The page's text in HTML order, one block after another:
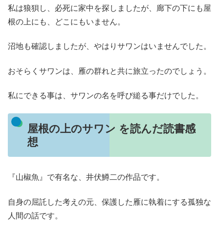
私は狼狽し、必死に家中を探しましたが、廊下の下にも屋
根の上にも、どこにもいません。
沼地も確認しましたが、やはりサワンはいませんでした。
おそらくサワンは、雁の群れと共に旅立ったのでしょう。
私にできる事は、サワンの名を呼び縋る事だけでした。
屋根の上のサワン を読んだ読書感
想
『山椒魚』で有名な、井伏鱒二の作品です。
自身の屈託した考えの元、保護した雁に執着にする孤独な
人間の話です。